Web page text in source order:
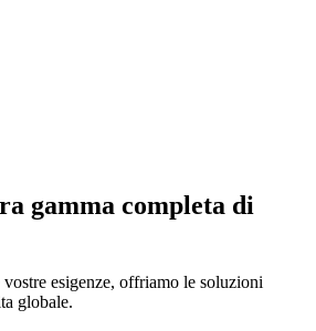
gamma completa di
esigenze, offriamo le soluzioni
globale.